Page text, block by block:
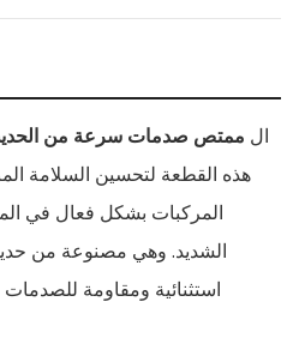
ال ممتص صدمات سرعة من الحديد
هذه القطعة لتحسين السلامة
المركبات بشكل فعال في
الشديد. وهي مصنوعة من
استثنائية ومقاومة